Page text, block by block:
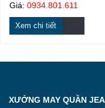
Giá: 0934.801.611
Xem chi tiết
XƯỞNG MAY QUẦN